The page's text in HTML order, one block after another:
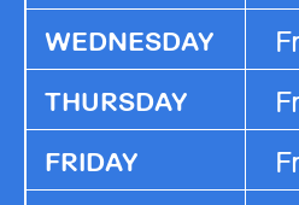
WEDNESDAY
THURSDAY
FRIDAY